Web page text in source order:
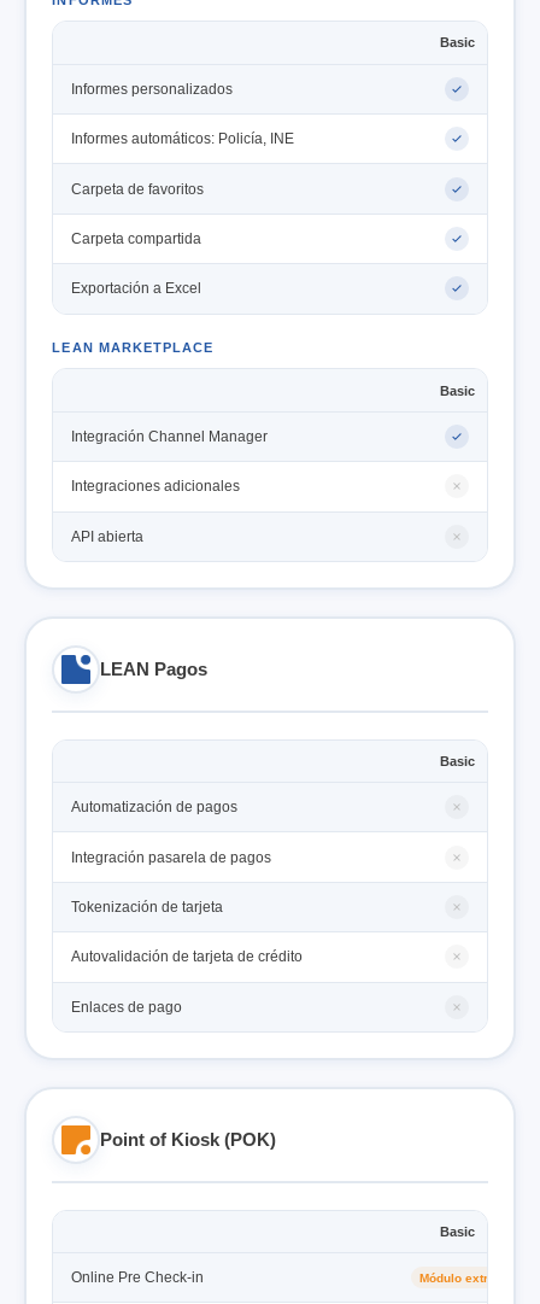
Basic
Informes personalizados
Informes automáticos: Policía, INE
Carpeta de favoritos
Carpeta compartida
Exportación a Excel
LEAN MARKETPLACE
Basic
Integración Channel Manager
Integraciones adicionales
API abierta
LEAN Pagos
Basic
Automatización de pagos
Integración pasarela de pagos
Tokenización de tarjeta
Autovalidación de tarjeta de crédito
Enlaces de pago
Point of Kiosk (POK)
Basic
Online Pre Check-in Módulo extra